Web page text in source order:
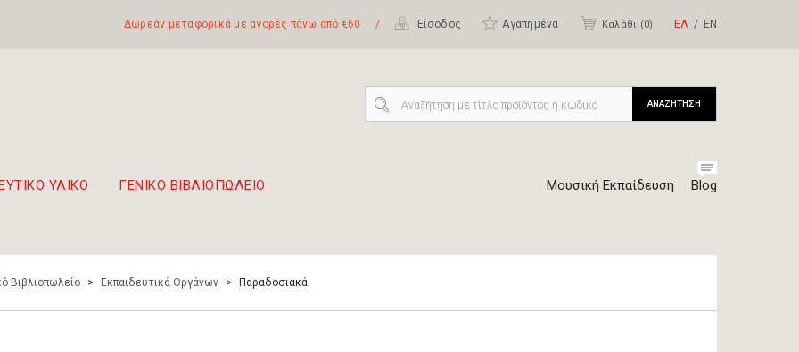
Δωρεάν μεταφορικά με αγορές πάνω από €60 / Είσοδος Αγαπημένα Καλάθι (0) ΕΛ ΕΝ
ΥΛΙΚΟ ΓΕΝΙΚΟ ΒΙΒΛΙΟΠΩΛΕΙΟ Μουσική Εκπαίδευση Blog
ΑΝΑΖΗΤΗΣΗ
Βιβλιοπωλείο > Εκπαιδευτικά Οργάνων > Παραδοσιακά